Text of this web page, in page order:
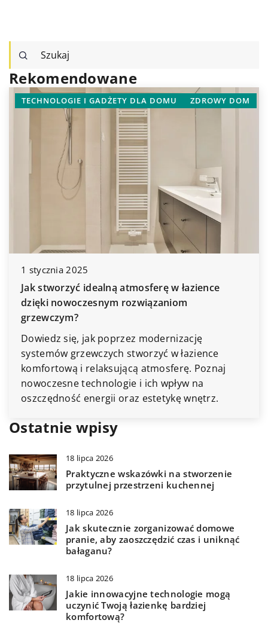
Rekomendowane
TECHNOLOGIE I GADŻETY DLA DOMU ZDROWY DOM
1 stycznia 2025
Jak stworzyć idealną atmosferę w łazience
dzięki nowoczesnym rozwiązaniom
grzewczym?
Dowiedz się, jak poprzez modernizację
systemów grzewczych stworzyć w łazience
komfortową i relaksującą atmosferę. Poznaj
nowoczesne technologie i ich wpływ na
oszczędność energii oraz estetykę wnętrz.
Ostatnie wpisy
18 lipca 2026
Praktyczne wskazówki na stworzenie
przytulnej przestrzeni kuchennej
18 lipca 2026
Jak skutecznie zorganizować domowe
pranie, aby zaoszczędzić czas i uniknąć
bałaganu?
18 lipca 2026
Jakie innowacyjne technologie mogą
uczynić Twoją łazienkę bardziej
komfortową?